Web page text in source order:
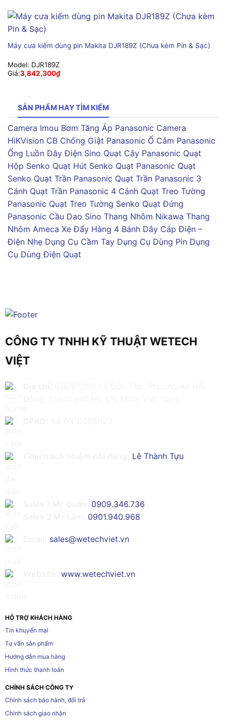
Máy cưa kiếm dùng pin Makita DJR189Z (Chưa kèm Pin & Sạc)
Model: DJR189Z
Giá:3,842,300₫
SẢN PHẨM HAY TÌM KIẾM
Camera Imou Bơm Tăng Áp Panasonic Camera
HiKVision CB Chống Giật Panasonic Ổ Cắm Panasonic
Ống Luồn Dây Điện Sino Quạt Cây Panasonic Quạt
Hộp Senko Quạt Hút Senko Quạt Panasonic Quạt
Senko Quạt Trần Panasonic Quạt Trần Panasonic 3
Cánh Quạt Trần Panasonic 4 Cánh Quạt Treo Tường
Panasonic Quạt Treo Tường Senko Quạt Đứng
Panasonic Cầu Dao Sino Thang Nhôm Nikawa Thang
Nhôm Ameca Xe Đẩy Hàng 4 Bánh Dây Cáp Điện –
Điện Nhẹ Dụng Cụ Cầm Tay Dụng Cụ Dùng Pin Dụng
Cụ Dùng Điện Quạt
CÔNG TY TNHH KỸ THUẬT WETECH
VIỆT
Lê Thành Tựu
0909.346.736
0901.940.968
sales@wetechviet.vn
www.wetechviet.vn
HỖ TRỢ KHÁCH HÀNG
Tin khuyến mại
Tư vấn sản phẩm
Hướng dẫn mua hàng
Hình thức thanh toán
CHÍNH SÁCH CÔNG TY
Chính sách bảo hành, đổi trả
Chính sách giao nhận